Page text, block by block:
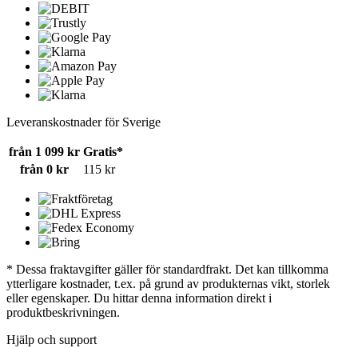
Leveranskostnader för Sverige
från 1 099 kr Gratis*
från 0 kr
115 kr
* Dessa fraktavgifter gäller för standardfrakt. Det kan tillkomma
ytterligare kostnader, t.ex. på grund av produkternas vikt, storlek
eller egenskaper. Du hittar denna information direkt i
produktbeskrivningen.
Hjälp och support